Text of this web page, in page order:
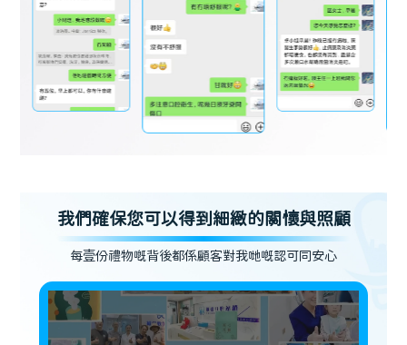
我們確保您可以得到細緻的關懷與照顧
每壹份禮物嘅背後都係顧客對我哋嘅認可同安心